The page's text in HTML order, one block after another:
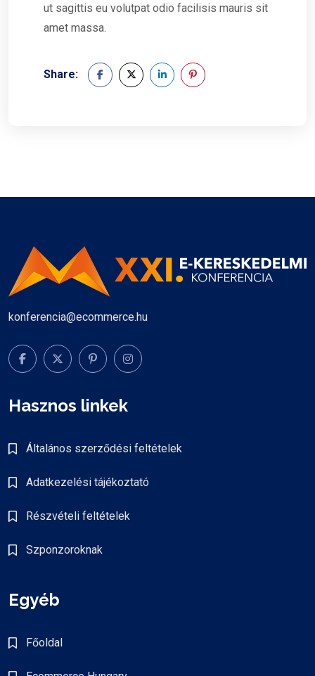
ut sagittis eu volutpat odio facilisis mauris sit
amet massa.
Share:
konferencia@ecommerce.hu
Hasznos linkek
Általános szerződési feltételek
Adatkezelési tájékoztató
Részvételi feltételek
Szponzoroknak
Egyéb
Főoldal